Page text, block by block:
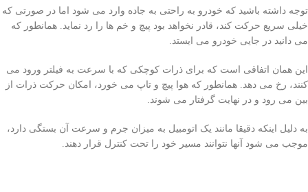
توجه داشته باشید که خودرو به راحتی به جاده وارد می شود اما در صورتی که
خیلی سریع حرکت کند، قادر نخواهد بود پیچ و خم ها را رد نماید. همانطور که
می دانید در جایی خودرو می ایستد.
این همان اتفاقی است که برای ذرات کوچکی که با سرعت به فیلتر ورود می
کنند، رخ می دهد. همانطور که هوا پیچ و تاپ می خورد، امکان حرکت ذرات از
بین می رود و در نهایت گرفتار می شوند.
به دلیل اینکه دقیقا مانند یک اتومبیل به میزان جرم و سرعت آن بستگی دارد،
موجب می شود آنها نتوانند مسیر خود را تحت کنترل قرار دهند.